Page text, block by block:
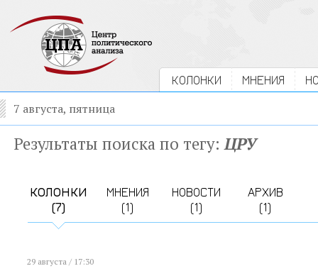
КОЛОНКИ МНЕНИЯ
7 августа, пятница
Результаты поиска по тегу:ЦРУ
КОЛОНКИ
(7)
МНЕНИЯ
(1)
НОВОСТИ
(1)
АРХИВ
(1)
29 августа / 17:30